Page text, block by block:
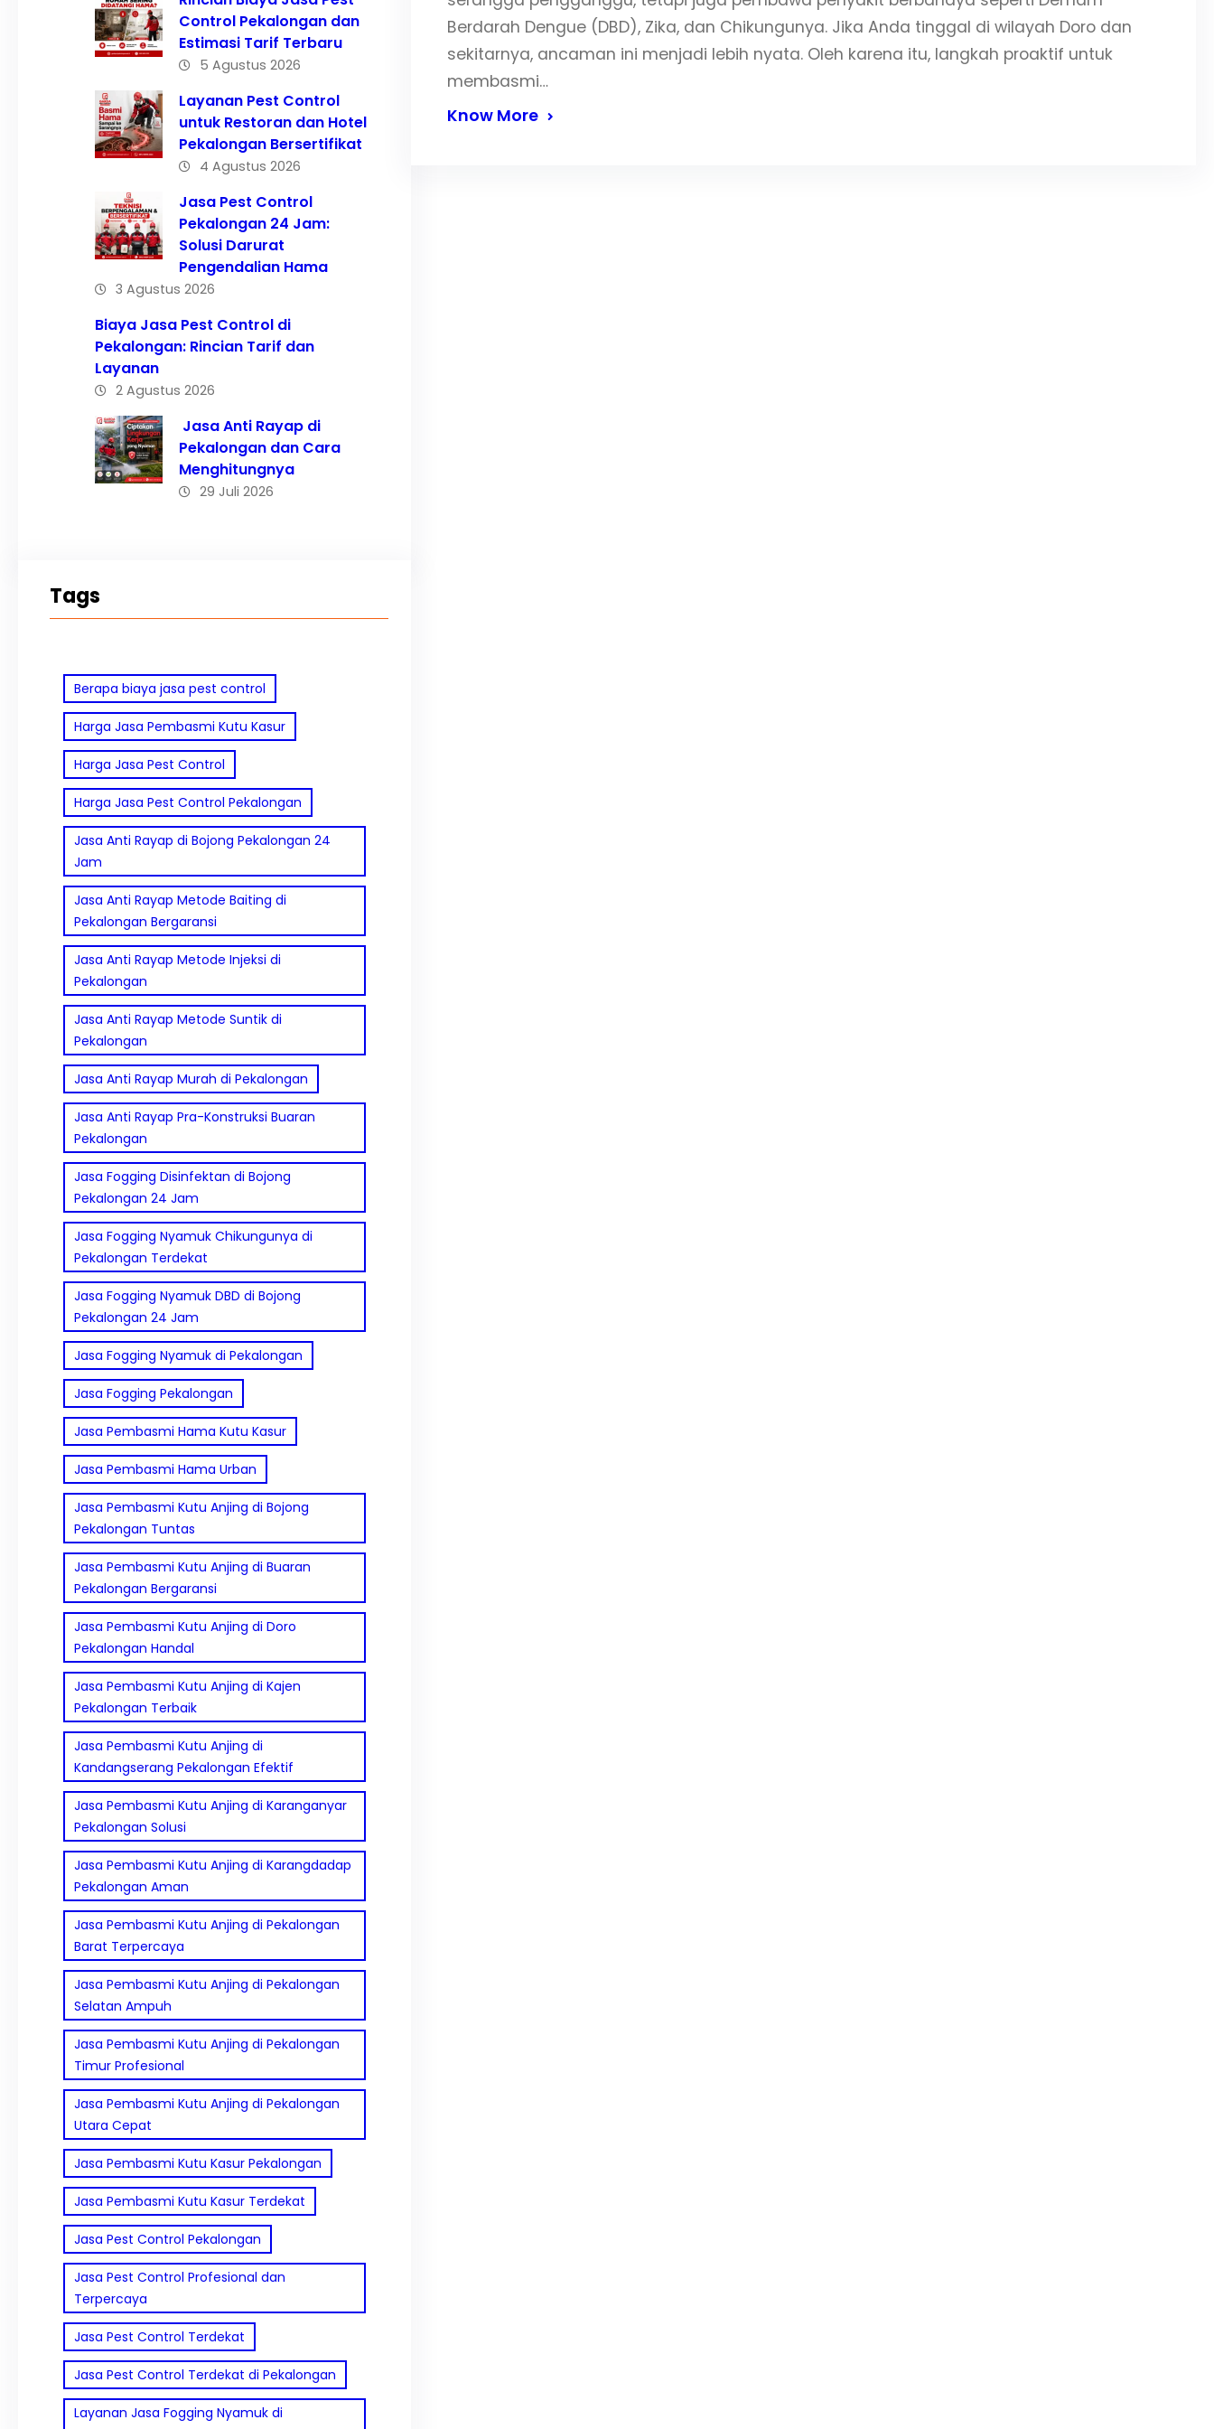
Control Pekalongan dan
Estimasi Tarif Terbaru
5 Agustus 2026
Layanan Pest Control
untuk Restoran dan Hotel
Pekalongan Bersertifikat
4 Agustus 2026
Jasa Pest Control
Pekalongan 24 Jam:
Solusi Darurat
Pengendalian Hama
3 Agustus 2026
Biaya Jasa Pest Control di
Pekalongan: Rincian Tarif dan
Layanan
2 Agustus 2026
Jasa Anti Rayap di
Pekalongan dan Cara
Menghitungnya
29 Juli 2026
Tags
Berapa biaya jasa pest control
Harga Jasa Pembasmi Kutu Kasur
Harga Jasa Pest Control
Harga Jasa Pest Control Pekalongan
Jasa Anti Rayap di Bojong Pekalongan 24
Jam
Jasa Anti Rayap Metode Baiting di
Pekalongan Bergaransi
Jasa Anti Rayap Metode Injeksi di
Pekalongan
Jasa Anti Rayap Metode Suntik di
Pekalongan
Jasa Anti Rayap Murah di Pekalongan
Jasa Anti Rayap Pra-Konstruksi Buaran
Pekalongan
Jasa Fogging Disinfektan di Bojong
Pekalongan 24 Jam
Jasa Fogging Nyamuk Chikungunya di
Pekalongan Terdekat
Jasa Fogging Nyamuk DBD di Bojong
Pekalongan 24 Jam
Jasa Fogging Nyamuk di Pekalongan
Jasa Fogging Pekalongan
Jasa Pembasmi Hama Kutu Kasur
Jasa Pembasmi Hama Urban
Jasa Pembasmi Kutu Anjing di Bojong
Pekalongan Tuntas
Jasa Pembasmi Kutu Anjing di Buaran
Pekalongan Bergaransi
Jasa Pembasmi Kutu Anjing di Doro
Pekalongan Handal
Jasa Pembasmi Kutu Anjing di Kajen
Pekalongan Terbaik
Jasa Pembasmi Kutu Anjing di
Kandangserang Pekalongan Efektif
Jasa Pembasmi Kutu Anjing di Karanganyar
Pekalongan Solusi
Jasa Pembasmi Kutu Anjing di Karangdadap
Pekalongan Aman
Jasa Pembasmi Kutu Anjing di Pekalongan
Barat Terpercaya
Jasa Pembasmi Kutu Anjing di Pekalongan
Selatan Ampuh
Jasa Pembasmi Kutu Anjing di Pekalongan
Timur Profesional
Jasa Pembasmi Kutu Anjing di Pekalongan
Utara Cepat
Jasa Pembasmi Kutu Kasur Pekalongan
Jasa Pembasmi Kutu Kasur Terdekat
Jasa Pest Control Pekalongan
Jasa Pest Control Profesional dan
Terpercaya
Jasa Pest Control Terdekat
Jasa Pest Control Terdekat di Pekalongan
Layanan Jasa Fogging Nyamuk di
Berdarah Dengue (DBD), Zika, dan Chikungunya. Jika Anda tinggal di wilayah Doro dan
sekitarnya, ancaman ini menjadi lebih nyata. Oleh karena itu, langkah proaktif untuk
membasmi…
Know More